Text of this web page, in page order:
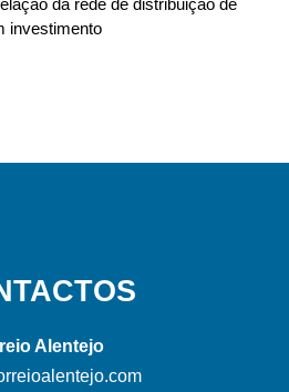
da rede de distribuição de
investimento
Alentejo